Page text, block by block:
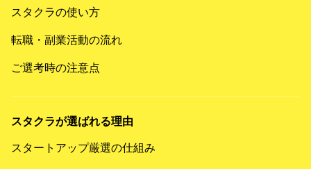
スタクラの使い方
転職・副業活動の流れ
ご選考時の注意点
スタクラが選ばれる理由
スタートアップ厳選の仕組み